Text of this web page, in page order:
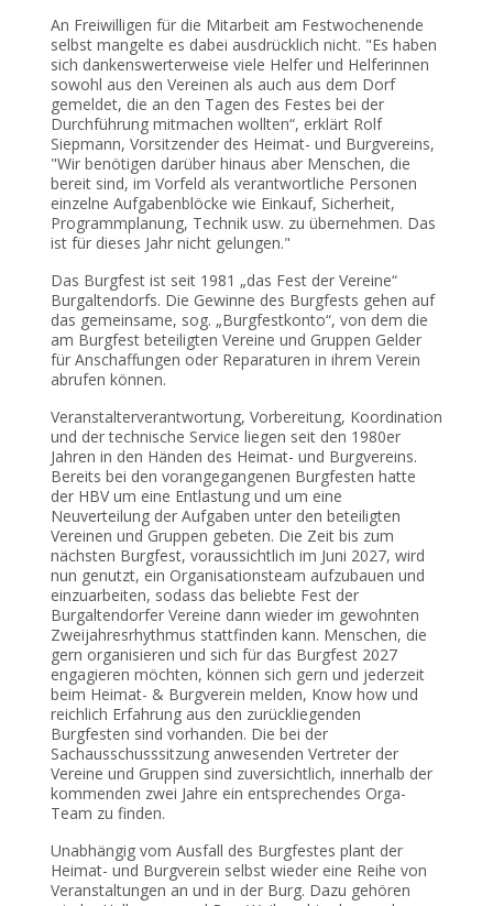
An Freiwilligen für die Mitarbeit am Festwochenende
selbst mangelte es dabei ausdrücklich nicht. "Es haben
sich dankenswerterweise viele Helfer und Helferinnen
sowohl aus den Vereinen als auch aus dem Dorf
gemeldet, die an den Tagen des Festes bei der
Durchführung mitmachen wollten“, erklärt Rolf
Siepmann, Vorsitzender des Heimat- und Burgvereins,
"Wir benötigen darüber hinaus aber Menschen, die
bereit sind, im Vorfeld als verantwortliche Personen
einzelne Aufgabenblöcke wie Einkauf, Sicherheit,
Programmplanung, Technik usw. zu übernehmen. Das
ist für dieses Jahr nicht gelungen."
Das Burgfest ist seit 1981 „das Fest der Vereine“
Burgaltendorfs. Die Gewinne des Burgfests gehen auf
das gemeinsame, sog. „Burgfestkonto“, von dem die
am Burgfest beteiligten Vereine und Gruppen Gelder
für Anschaffungen oder Reparaturen in ihrem Verein
abrufen können.
Veranstalterverantwortung, Vorbereitung, Koordination
und der technische Service liegen seit den 1980er
Jahren in den Händen des Heimat- und Burgvereins.
Bereits bei den vorangegangenen Burgfesten hatte
der HBV um eine Entlastung und um eine
Neuverteilung der Aufgaben unter den beteiligten
Vereinen und Gruppen gebeten. Die Zeit bis zum
nächsten Burgfest, voraussichtlich im Juni 2027, wird
nun genutzt, ein Organisationsteam aufzubauen und
einzuarbeiten, sodass das beliebte Fest der
Burgaltendorfer Vereine dann wieder im gewohnten
Zweijahresrhythmus stattfinden kann. Menschen, die
gern organisieren und sich für das Burgfest 2027
engagieren möchten, können sich gern und jederzeit
beim Heimat- & Burgverein melden, Know how und
reichlich Erfahrung aus den zurückliegenden
Burgfesten sind vorhanden. Die bei der
Sachausschusssitzung anwesenden Vertreter der
Vereine und Gruppen sind zuversichtlich, innerhalb der
kommenden zwei Jahre ein entsprechendes Orga-
Team zu finden.
Unabhängig vom Ausfall des Burgfestes plant der
Heimat- und Burgverein selbst wieder eine Reihe von
Veranstaltungen an und in der Burg. Dazu gehören